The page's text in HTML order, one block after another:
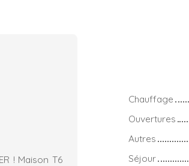
! Maison T6
Chauffage
Ouvertures
Autres
Séjour